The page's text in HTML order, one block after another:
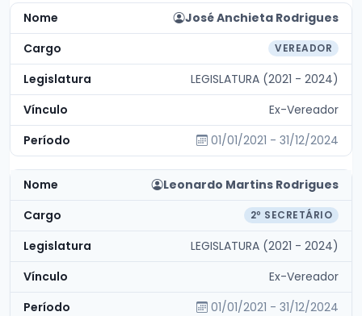
José Anchieta Rodrigues
VEREADOR
LEGISLATURA (2021 - 2024)
Ex-Vereador
01/01/2021 - 31/12/2024
Leonardo Martins Rodrigues
2º SECRETÁRIO
LEGISLATURA (2021 - 2024)
Ex-Vereador
01/01/2021 - 31/12/2024